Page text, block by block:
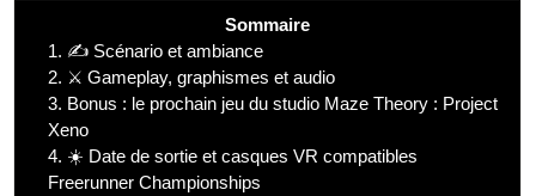
Sommaire
1. ✍️ Scénario et ambiance
2. ⚔️ Gameplay, graphismes et audio
3. Bonus : le prochain jeu du studio Maze Theory : Project
Xeno
4. ☀️ Date de sortie et casques VR compatibles
Freerunner Championships